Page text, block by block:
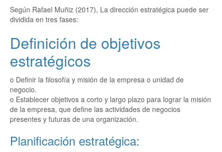
Según Rafael Muñiz (2017), La dirección estratégica puede ser
dividida en tres fases:
Definición de objetivos
estratégicos
o Definir la filosofía y misión de la empresa o unidad de
negocio.
o Establecer objetivos a corto y largo plazo para lograr la misión
de la empresa, que define las actividades de negocios
presentes y futuras de una organización.
Planificación estratégica: